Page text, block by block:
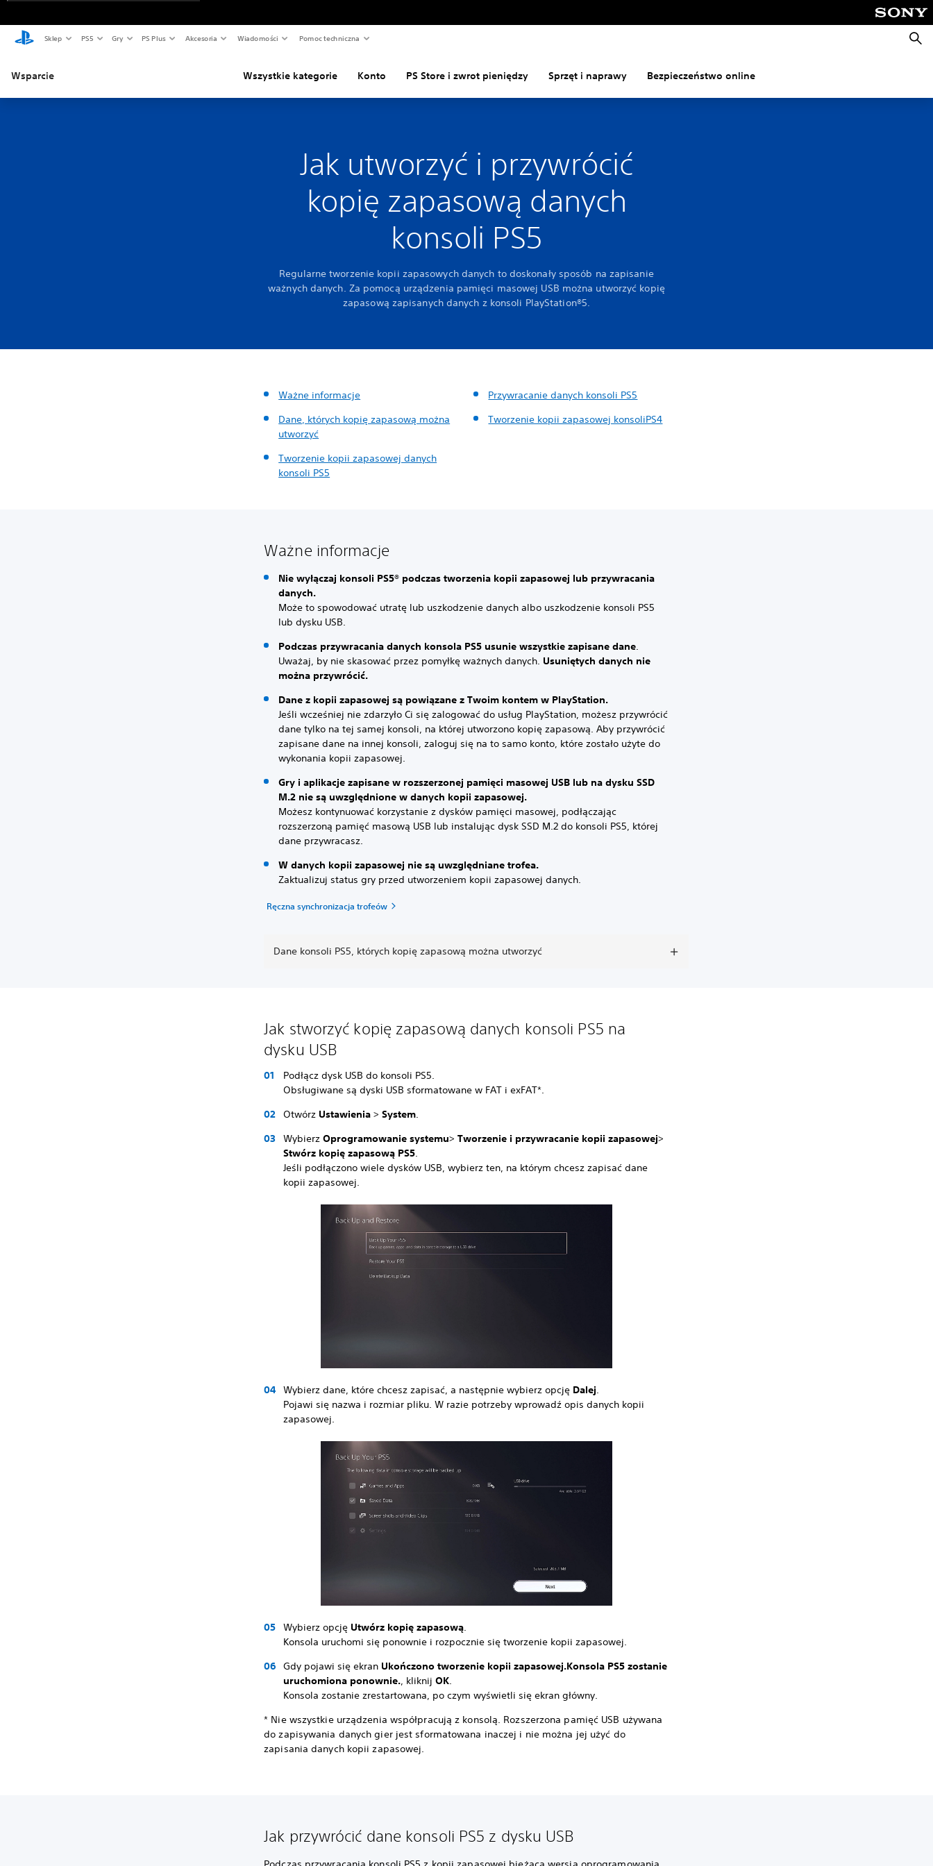
Sklep PS5 Gry PS Plus Akcesoria Wiadomości Pomoc techniczna
Wsparcie Wszystkie kategorie Konto PS Store i zwrot pieniędzy Sprzęt i naprawy Bezpieczeństwo online
Jak utworzyć i przywrócić
kopię zapasową danych
konsoli PS5
Regularne tworzenie kopii zapasowych danych to doskonały sposób na zapisanie
ważnych danych. Za pomocą urządzenia pamięci masowej USB można utworzyć kopię
zapasową zapisanych danych z konsoli PlayStation®5.
Ważne informacje
Dane, których kopię zapasową można
utworzyć
Tworzenie kopii zapasowej danych
konsoli PS5
Przywracanie danych konsoli PS5
Tworzenie kopii zapasowej konsoliPS4
Ważne informacje
Nie wyłączaj konsoli PS5® podczas tworzenia kopii zapasowej lub przywracania
danych.
Może to spowodować utratę lub uszkodzenie danych albo uszkodzenie konsoli PS5
lub dysku USB.
Podczas przywracania danych konsola PS5 usunie wszystkie zapisane dane.
Uważaj, by nie skasować przez pomyłkę ważnych danych. Usuniętych danych nie
można przywrócić.
Dane z kopii zapasowej są powiązane z Twoim kontem w PlayStation.
Jeśli wcześniej nie zdarzyło Ci się zalogować do usług PlayStation, możesz przywrócić
dane tylko na tej samej konsoli, na której utworzono kopię zapasową. Aby przywrócić
zapisane dane na innej konsoli, zaloguj się na to samo konto, które zostało użyte do
wykonania kopii zapasowej.
Gry i aplikacje zapisane w rozszerzonej pamięci masowej USB lub na dysku SSD
M.2 nie są uwzględnione w danych kopii zapasowej.
Możesz kontynuować korzystanie z dysków pamięci masowej, podłączając
rozszerzoną pamięć masową USB lub instalując dysk SSD M.2 do konsoli PS5, której
dane przywracasz.
W danych kopii zapasowej nie są uwzględniane trofea.
Zaktualizuj status gry przed utworzeniem kopii zapasowej danych.
Ręczna synchronizacja trofeów
Dane konsoli PS5, których kopię zapasową można utworzyć
Jak stworzyć kopię zapasową danych konsoli PS5 na
dysku USB
Podłącz dysk USB do konsoli PS5.
Obsługiwane są dyski USB sformatowane w FAT i exFAT*.
Otwórz Ustawienia >System.
WybierzOprogramowanie systemu>Tworzenie i przywracanie kopii zapasowej>
Stwórz kopię zapasową PS5.
Jeśli podłączono wiele dysków USB, wybierz ten, na którym chcesz zapisać dane
kopii zapasowej.
Wybierz dane, które chcesz zapisać, a następnie wybierz opcję Dalej.
Pojawi się nazwa i rozmiar pliku. W razie potrzeby wprowadź opis danych kopii
zapasowej.
Wybierz opcję Utwórz kopię zapasową.
Konsola uruchomi się ponownie i rozpocznie się tworzenie kopii zapasowej.
Gdy pojawi się ekran Ukończono tworzenie kopii zapasowej.Konsola PS5 zostanie
uruchomiona ponownie., kliknijOK.
Konsola zostanie zrestartowana, po czym wyświetli się ekran główny.
* Nie wszystkie urządzenia współpracują z konsolą. Rozszerzona pamięć USB używana
do zapisywania danych gier jest sformatowana inaczej i nie można jej użyć do
zapisania danych kopii zapasowej.
Jak przywrócić dane konsoli PS5 z dysku USB